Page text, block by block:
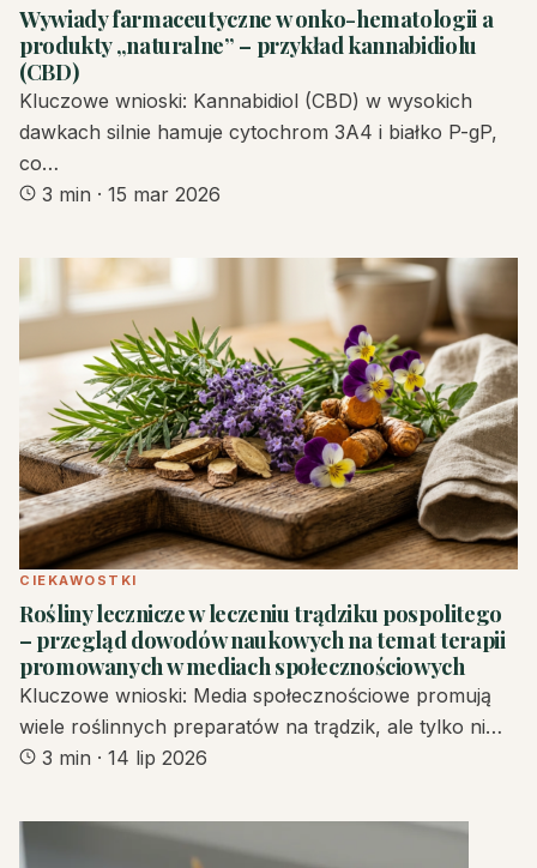
Wywiady farmaceutyczne w onko-hematologii a
produkty „naturalne” – przykład kannabidiolu
(CBD)
Kluczowe wnioski: Kannabidiol (CBD) w wysokich
dawkach silnie hamuje cytochrom 3A4 i białko P-gP,
co…
3 min · 15 mar 2026
CIEKAWOSTKI
Rośliny lecznicze w leczeniu trądziku pospolitego
– przegląd dowodów naukowych na temat terapii
promowanych w mediach społecznościowych
Kluczowe wnioski: Media społecznościowe promują
wiele roślinnych preparatów na trądzik, ale tylko ni…
3 min · 14 lip 2026